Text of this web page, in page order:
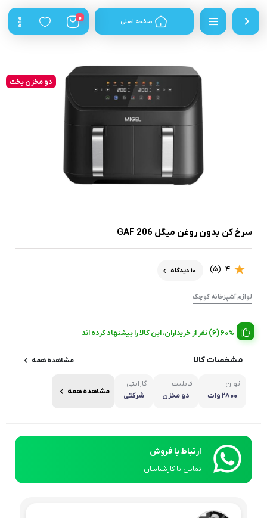
صفحه اصلی 0
دو مخزن پخت
سرخ کن بدون روغن میگل GAF 206
4
(5) 10 دیدگاه
لوازم آشپزخانه کوچک
60% (6) نفر از خریداران، این کالا را پیشنهاد کرده اند
مشخصات کالا مشاهده همه
توان
۲۸۰۰ وات
قابلیت
دو مخزن
گارانتی
شرکتی
مشاهده همه
ارتباط با فروش
تماس با کارشناسان